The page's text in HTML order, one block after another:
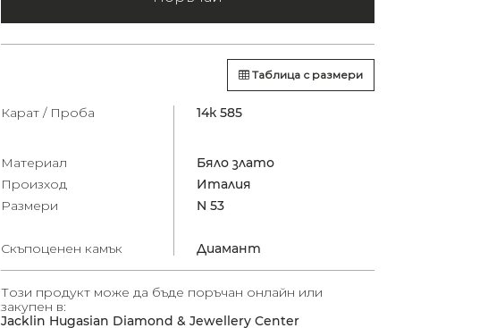
Таблица с размери
Карат / Проба 14к 585
Материал
Бяло злато
Произход
Италия
Размери
N 53
Скъпоценен камък Диамант
Този продукт може да бъде поръчан онлайн или
закупен в:
Jacklin Hugasian Diamond & Jewellery Center